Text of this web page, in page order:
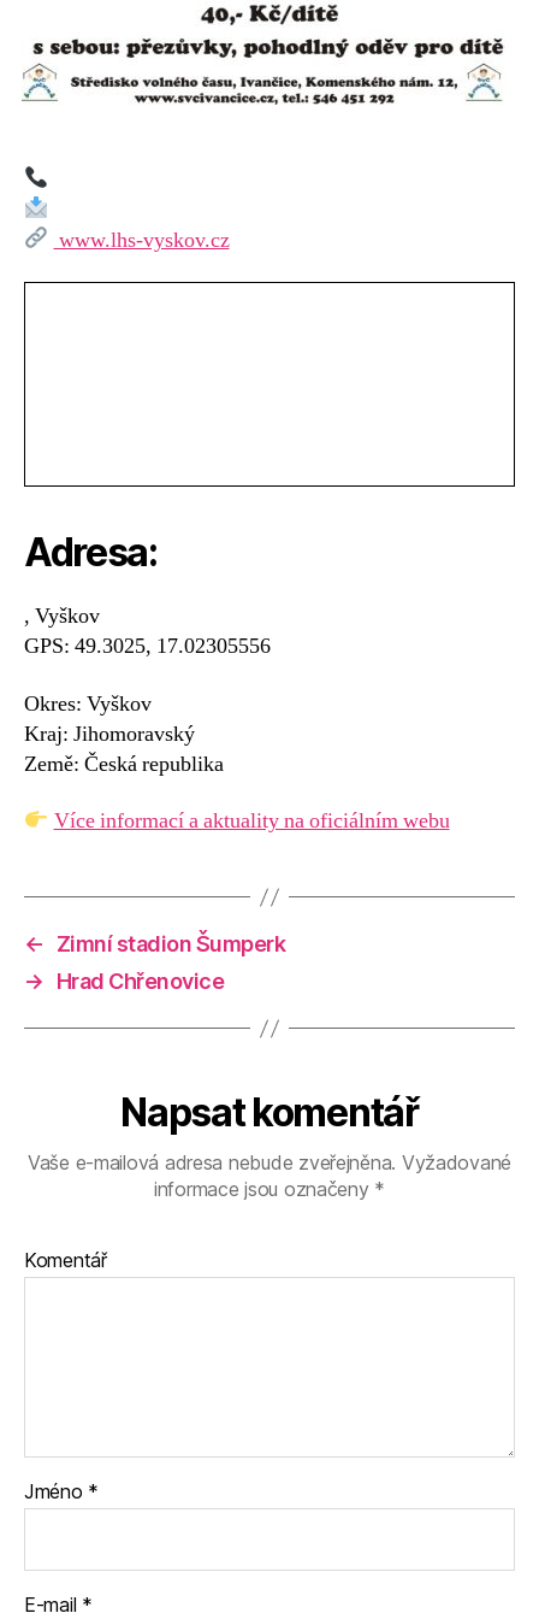
www.lhs-vyskov.cz
Adresa:
, Vyškov
GPS: 49.3025, 17.02305556
Okres: Vyškov
Kraj: Jihomoravský
Země: Česká republika
Více informací a aktuality na oficiálním webu
←
Zimní stadion Šumperk
→
Hrad Chřenovice
Napsat komentář
Vaše e-mailová adresa nebude zveřejněna. Vyžadované
informace jsou označeny *
Komentář
Jméno *
E-mail *